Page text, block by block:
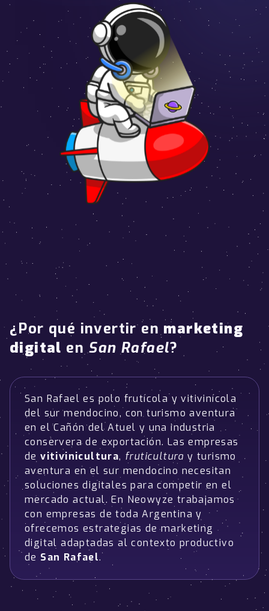
¿Por qué invertir en marketing
digital enSan Rafael?
San Rafael es polo frutícola y vitivinícola
del sur mendocino, con turismo aventura
en el Cañón del Atuel y una industria
conservera de exportación. Las empresas
devitivinicultura, fruticultura y turismo
aventura en el sur mendocino necesitan
soluciones digitales para competir en el
mercado actual. En Neowyze trabajamos
con empresas de toda Argentina y
ofrecemos estrategias de marketing
digital adaptadas al contexto productivo
de San Rafael.